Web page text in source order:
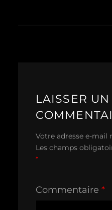
LAISSER UN
Votre adresse e-mail
Les champs
*
Commentaire *